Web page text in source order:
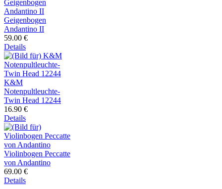
Geigenbogen
Andantino II
59.00 €
Details
K&M
Notenpultleuchte-
Twin Head 12244
16.90 €
Details
Violinbogen Peccatte
von Andantino
69.00 €
Details